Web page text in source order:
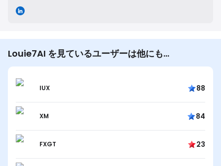
Louie7AI を見ているユーザーは他にも…
IUX 88
XM 84
FXGT 23